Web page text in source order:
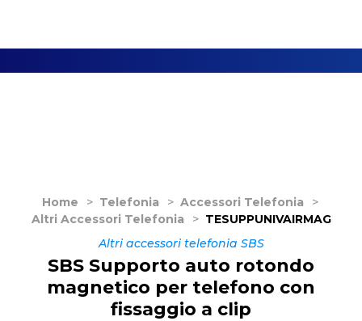
Home > Telefonia > Accessori Telefonia
>
Altri Accessori Telefonia
> TESUPPUNIVAIRMAG
Altri accessori telefonia SBS
SBS Supporto auto rotondo
magnetico per telefono con
fissaggio a clip